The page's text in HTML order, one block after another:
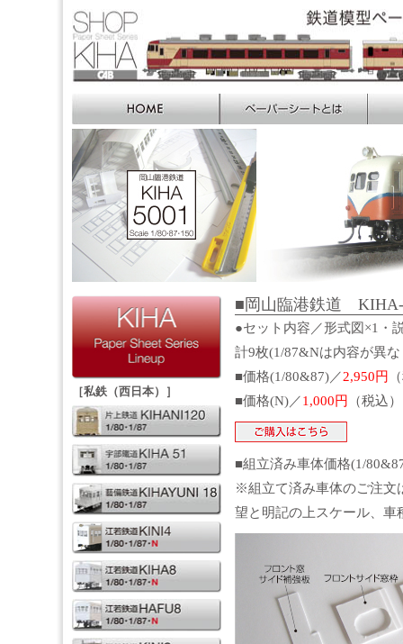
■岡山臨港鉄道
●セット内容／形式図×1
計9枚(1/87&Nは内容が異
■価格(1/80&87)／2,950円
■価格(N)／1,000円 （税込
■組立済み車体価格(1/
※組立て済み車体のご注文
望と明記の上スケール、車
［私鉄（西日本）］